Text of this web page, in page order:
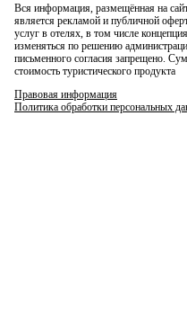
Вся информация, размещённая на
является рекламой и публичной
услуг в отелях, в том числе
изменяться по решению
письменного согласия запрещено.
стоимость туристического продукта
Правовая информация
Политика обработки персональных